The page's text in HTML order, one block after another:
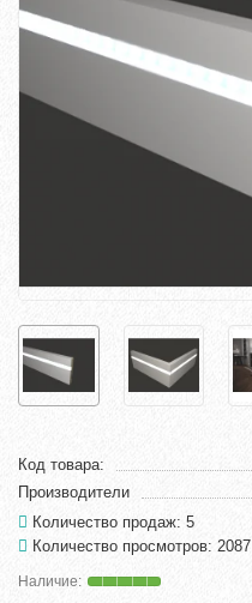
Код товара:
Производители
Количество продаж: 5
Количество просмотров: 2087